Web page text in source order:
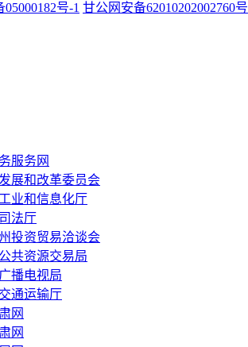
05000182号-1 甘公网安备62010202002760号
服务网
展和改革委员会
业和信息化厅
法厅
投资贸易洽谈会
共资源交易局
播电视局
通运输厅
网
网